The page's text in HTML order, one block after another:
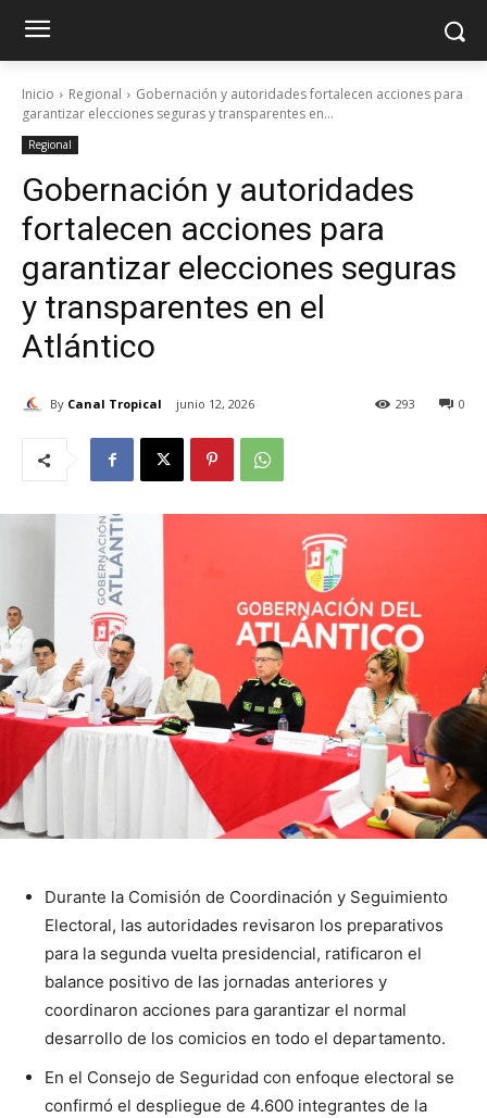
Inicio Regional
Gobernación y autoridades fortalecen acciones para
garantizar elecciones seguras y transparentes en...
Regional
Gobernación y autoridades
fortalecen acciones para
garantizar elecciones seguras
y transparentes en el
Atlántico
By Canal Tropical junio 12, 2026 0
293
Durante la Comisión de Coordinación y Seguimiento
Electoral, las autoridades revisaron los preparativos
para la segunda vuelta presidencial, ratificaron el
balance positivo de las jornadas anteriores y
coordinaron acciones para garantizar el normal
desarrollo de los comicios en todo el departamento.
En el Consejo de Seguridad con enfoque electoral se
confirmó el despliegue de 4.600 integrantes de la